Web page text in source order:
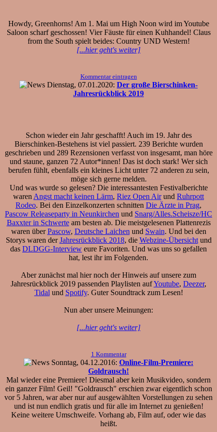
Howdy, Greenhorns! Am 1. Mai um High Noon wird im Youtube
Saloon scharf geschossen! Vier Fäuste für einen Kuhhandel! Claus
from the South spielt beides: Country UND Western!
[...hier geht's weiter]
Kommentar eintragen
Dienstag, 07.01.2020: Der große Bierschinken-
Jahresrückblick 2019
Schon wieder ein Jahr geschafft! Auch im 19. Jahr des
Bierschinken-Bestehens ist viel passiert. 239 Berichte wurden
geschrieben und 289 Rezensionen verfasst von insgesamt, man höre
und staune, ganzen 72 Autor*innen! Das ist doch stark! Wer sich
berufen fühlt, ebenfalls ein kleines Licht unter 72 anderen zu sein,
möge sich gerne melden.
Und was wurde so gelesen? Die interessantesten Festivalberichte
waren Angst macht keinen Lärm, Riez Open Airund Ruhrpott
Rodeo. Bei den Einzelkonzerten schnitten Die Ärzte in Prag,
Pascow Releaseparty in Neunkirchen und Snarg/Alles.Scheisze/HC
Baxxter in Schwerteam besten ab. Die meistgelesenen Plattenrezis
waren überPascow, Deutsche Laichen und Swain. Und bei den
Storys waren derJahresrückblick 2018, die Webzine-Übersichtund
das DLDGG-Interview eure Favoriten. Und was uns so gefallen
hat, lest ihr im Folgenden.
Aber zunächst mal hier noch der Hinweis auf unsere zum
Jahresrückblick 2019 passenden Playlisten aufYoutube, Deezer,
Tidal und Spotify. Guter Soundtrack zum Lesen!
Nun aber unsere Meinungen:
[...hier geht's weiter]
1 Kommentar
Sonntag, 04.12.2016: Online-Film-Premiere:
Goldrausch!
Mal wieder eine Premiere! Diesmal aber kein Musikvideo, sondern
ein ganzer Film! Geil! "Goldrausch" erschien zwar eigentlich schon
vor 5 Jahren, war aber nur auf ausgewählten Vorstellungen zu sehen
und ist nun endlich gratis und für alle im Internet zu genießen!
Keine weitere Umschweife. Vorhang ab, Film auf, oder wie das
heißt.